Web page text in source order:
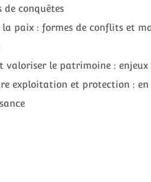
de conquêtes
paix : formes de conflits et
valoriser le patrimoine : enjeux
exploitation et protection :